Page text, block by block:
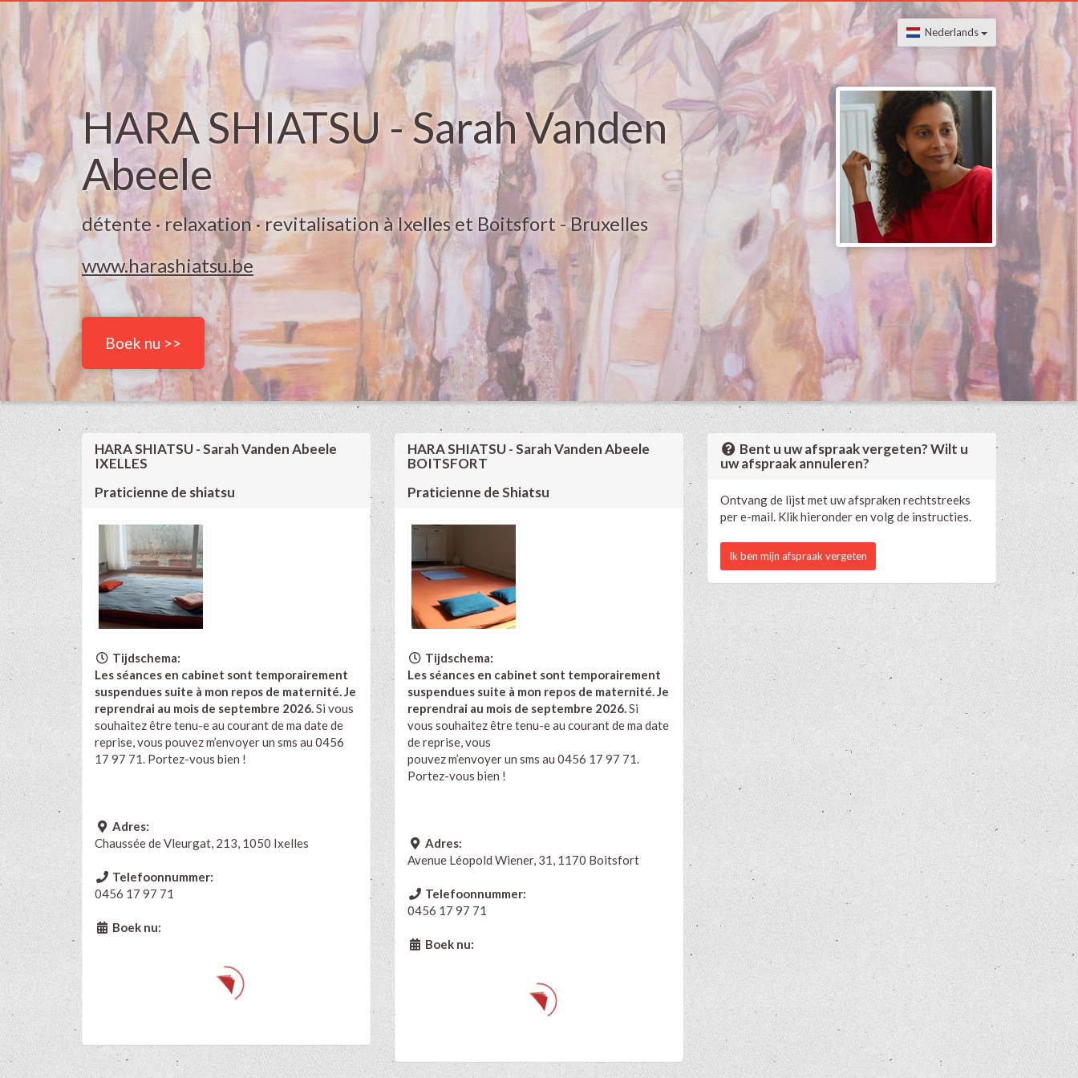
Nederlands
HARA SHIATSU - Sarah Vanden
Abeele
détente · relaxation · revitalisation à Ixelles et Boitsfort - Bruxelles
www.harashiatsu.be
Boek nu >>
HARA SHIATSU - Sarah Vanden Abeele
IXELLES
Praticienne de shiatsu
Tijdschema:
Les séances en cabinet sont temporairement
suspendues suite à mon repos de maternité. Je
reprendrai au mois de septembre 2026. Si vous
souhaitez être tenu-e au courant de ma date de
reprise, vous pouvez m’envoyer un sms au 0456
17 97 71. Portez-vous bien !
Adres:
Chaussée de Vleurgat, 213, 1050 Ixelles
Telefoonnummer:
0456 17 97 71
Boek nu:
HARA SHIATSU - Sarah Vanden Abeele
BOITSFORT
Praticienne de Shiatsu
Tijdschema:
Les séances en cabinet sont temporairement
suspendues suite à mon repos de maternité. Je
reprendrai au mois de septembre 2026. Si
vous souhaitez être tenu-e au courant de ma date
de reprise, vous
pouvez m’envoyer un sms au 0456 17 97 71.
Portez-vous bien !
Adres:
Avenue Léopold Wiener, 31, 1170 Boitsfort
Telefoonnummer:
0456 17 97 71
Boek nu:
Bent u uw afspraak vergeten? Wilt u
uw afspraak annuleren?
Ontvang de lijst met uw afspraken rechtstreeks
per e-mail. Klik hieronder en volg de instructies.
Ik ben mijn afspraak vergeten